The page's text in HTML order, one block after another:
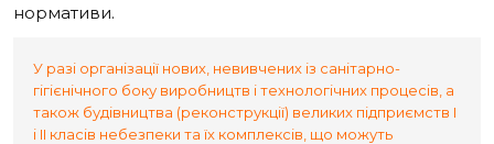
нормативи.
У разі організації нових, невивчених із санітарно-
гігієнічного боку виробництв і технологічних процесів, а
також будівництва (реконструкції) великих підприємств I
і II класів небезпеки та їх комплексів, що можуть